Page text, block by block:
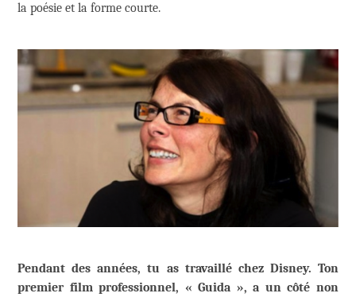
la poésie et la forme courte.
Pendant des années, tu as travaillé chez Disney. Ton
premier film professionnel, « Guida », a un côté non